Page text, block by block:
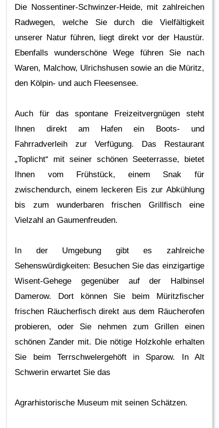
Die Nossentiner-Schwinzer-Heide, mit zahlreichen
Radwegen, welche Sie durch die Vielfältigkeit
unserer Natur führen, liegt direkt vor der Haustür.
Ebenfalls wunderschöne Wege führen Sie nach
Waren, Malchow, Ulrichshusen sowie an die Müritz,
den Kölpin- und auch Fleesensee.
Auch für das spontane Freizeitvergnügen steht
Ihnen direkt am Hafen ein Boots- und
Fahrradverleih zur Verfügung. Das Restaurant
„Toplicht“ mit seiner schönen Seeterrasse, bietet
Ihnen vom Frühstück, einem Snak für
zwischendurch, einem leckeren Eis zur Abkühlung
bis zum wunderbaren frischen Grillfisch eine
Vielzahl an Gaumenfreuden.
In der Umgebung gibt es zahlreiche
Sehenswürdigkeiten: Besuchen Sie das einzigartige
Wisent-Gehege gegenüber auf der Halbinsel
Damerow. Dort können Sie beim Müritzfischer
frischen Räucherfisch direkt aus dem Räucherofen
probieren, oder Sie nehmen zum Grillen einen
schönen Zander mit. Die nötige Holzkohle erhalten
Sie beim Terrschwelergehöft in Sparow. In Alt
Schwerin erwartet Sie das
Agrarhistorische Museum mit seinen Schätzen.